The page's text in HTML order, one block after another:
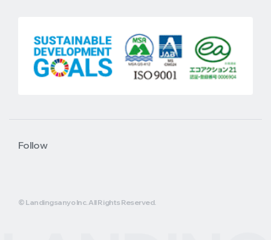
Follow
© Landingsanyo Inc. All Rights Reserved.